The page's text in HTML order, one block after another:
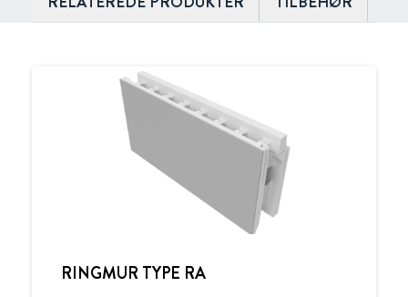
RINGMUR TYPE RA